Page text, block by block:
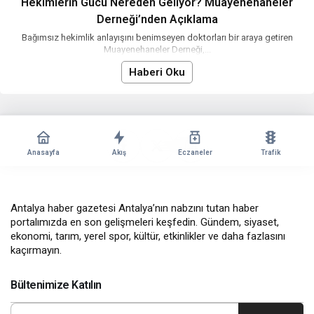
Derneği’nden Açıklama
Bağımsız hekimlik anlayışını benimseyen doktorları bir araya getiren
Muayenehaneler Derneği,...
Haberi Oku
Anasayfa Akış Eczaneler Trafik
Antalya haber gazetesi Antalya’nın nabzını tutan haber
portalımızda en son gelişmeleri keşfedin. Gündem, siyaset,
ekonomi, tarım, yerel spor, kültür, etkinlikler ve daha fazlasını
kaçırmayın.
Bültenimize Katılın